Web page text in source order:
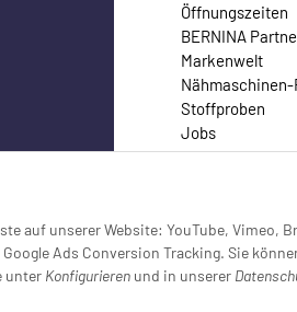
auf unserer Website: YouTube, Vimeo,
Ads Conversion Tracking. Sie
unter Konfigurieren und in unserer
Öffnungszeiten
BERNINA
Markenwelt
Stoffproben
Jobs
Kontakt